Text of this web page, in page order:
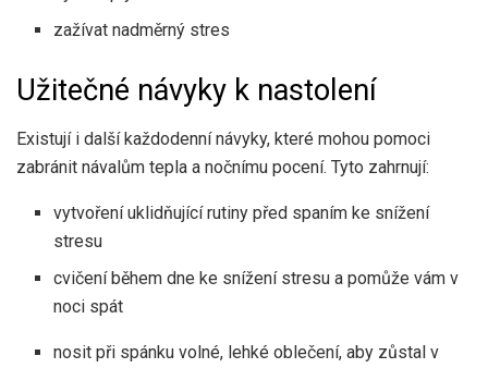
zažívat nadměrný stres
Užitečné návyky k nastolení
Existují i ​​další každodenní návyky, které mohou pomoci
zabránit návalům tepla a nočnímu pocení. Tyto zahrnují:
vytvoření uklidňující rutiny před spaním ke snížení
stresu
cvičení během dne ke snížení stresu a pomůže vám v
noci spát
nosit při spánku volné, lehké oblečení, aby zůstal v